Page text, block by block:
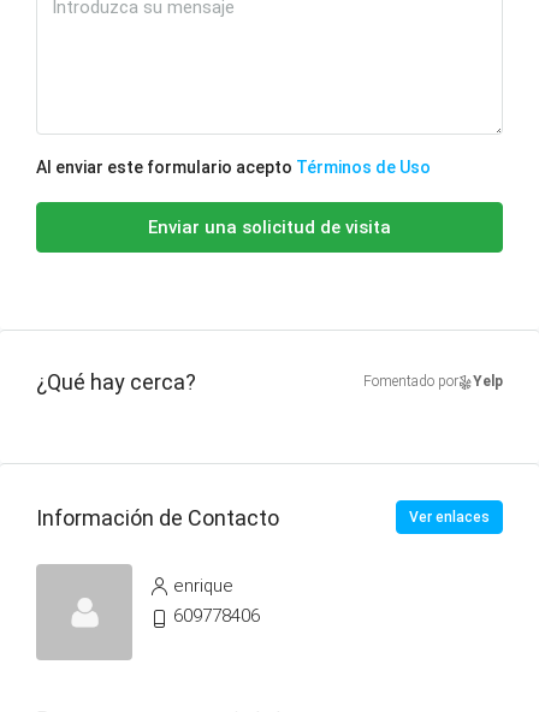
Al enviar este formulario acepto Términos de Uso
Enviar una solicitud de visita
¿Qué hay cerca? Fomentado por Yelp
Información de Contacto Ver enlaces
enrique
609778406